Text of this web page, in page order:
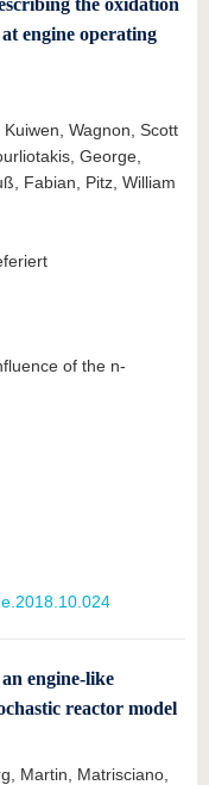
engine operating
Wagnon, Scott
George,
Fabian, Pitz, William
of the n-
engine-like
reactor model
Martin, Matrisciano,